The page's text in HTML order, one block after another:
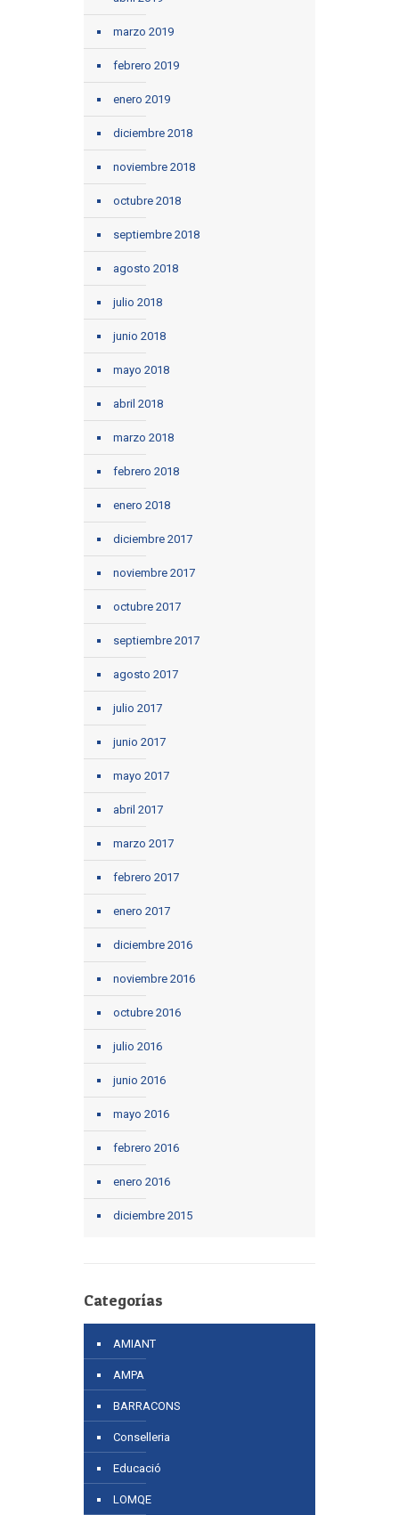
marzo 2019
febrero 2019
enero 2019
diciembre 2018
noviembre 2018
octubre 2018
septiembre 2018
agosto 2018
julio 2018
junio 2018
mayo 2018
abril 2018
marzo 2018
febrero 2018
enero 2018
diciembre 2017
noviembre 2017
octubre 2017
septiembre 2017
agosto 2017
julio 2017
junio 2017
mayo 2017
abril 2017
marzo 2017
febrero 2017
enero 2017
diciembre 2016
noviembre 2016
octubre 2016
julio 2016
junio 2016
mayo 2016
febrero 2016
enero 2016
diciembre 2015
Categorías
AMIANT
AMPA
BARRACONS
Conselleria
Educació
LOMQE